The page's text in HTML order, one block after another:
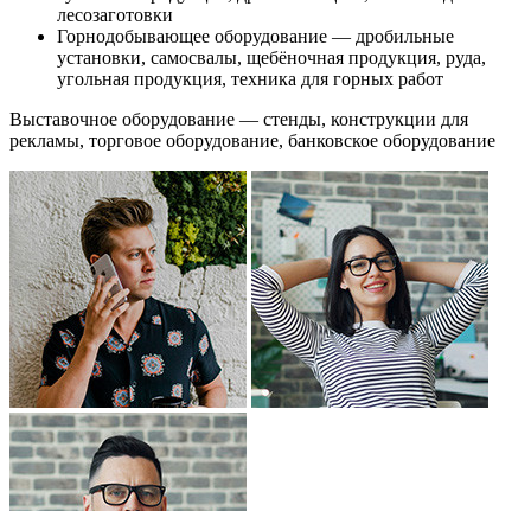
лесозаготовки
Горнодобывающее оборудование — дробильные
установки, самосвалы, щебёночная продукция, руда,
угольная продукция, техника для горных работ
Выставочное оборудование — стенды, конструкции для
рекламы, торговое оборудование, банковское оборудование